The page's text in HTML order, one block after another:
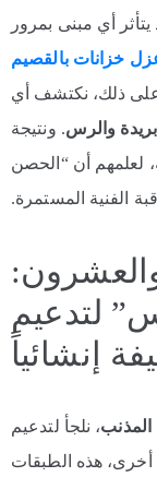
يتأثر أي مبنى بمرور
خزانات بالقصيم
على ذلك، نكتشف أي
بريدة والرس. ونتيجة
لعلمهم أن “الحصن
الفنية المستمرة.
لتدعيم
إنشائياً
المذنب، نلجأ لتدعيم
أخرى، هذه الطبقات